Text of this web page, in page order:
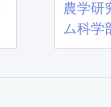
農学
ム科学